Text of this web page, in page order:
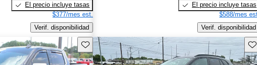
El precio incluye tasas
$377/mes est.
Verif. disponibilidad
El precio incluye tasas
$588/mes
Verif. disponibilidad
Guarda este Aviso